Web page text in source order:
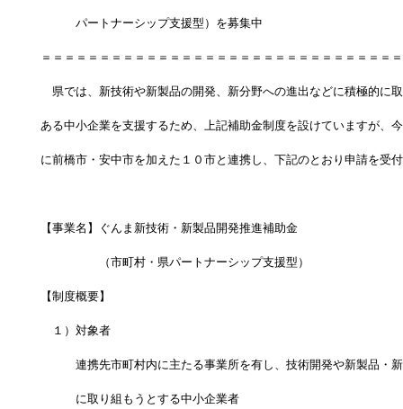
パートナーシップ支援型）を募集中
＝＝＝＝＝＝＝＝＝＝＝＝＝＝＝＝＝＝＝＝＝＝＝＝＝＝＝＝＝＝
県では、新技術や新製品の開発、新分野への進出などに積極的に
ある中小企業を支援するため、上記補助金制度を設けていますが、
に前橋市・安中市を加えた１０市と連携し、下記のとおり申請を受
【事業名】ぐんま新技術・新製品開発推進補助金
（市町村・県パートナーシップ支援型）
【制度概要】
１）対象者
連携先市町村内に主たる事業所を有し、技術開発や新製品・新
に取り組もうとする中小企業者